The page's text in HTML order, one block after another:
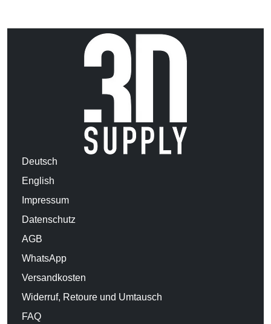
Deutsch
English
Impressum
Datenschutz
AGB
WhatsApp
Versandkosten
Widerruf, Retoure und Umtausch
FAQ